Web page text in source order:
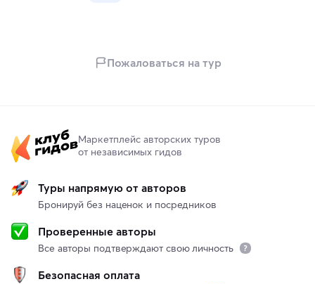
Пожаловаться на тур
Маркетплейс авторских туров
от независимых гидов
Туры напрямую от авторов
Бронируй без наценок и посредников
Проверенные авторы
Все авторы подтверждают свою личность
Безопасная оплата